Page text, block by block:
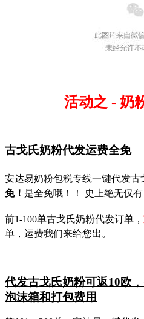
活动之 - 奶
古戈氏奶粉代发运费全免
安达易奶粉包税专线一键代发古
免！ 是全免哦！！ 史上绝无仅
前1-100单古戈氏奶粉代发订单，
单，运费我们来给您出。
代发古戈氏奶粉可返10欧 ，
泡沫箱和打包费用